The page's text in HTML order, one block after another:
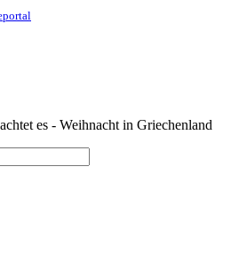
es - Weihnacht in Griechenland